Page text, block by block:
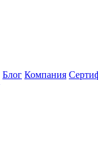
Блог Компания